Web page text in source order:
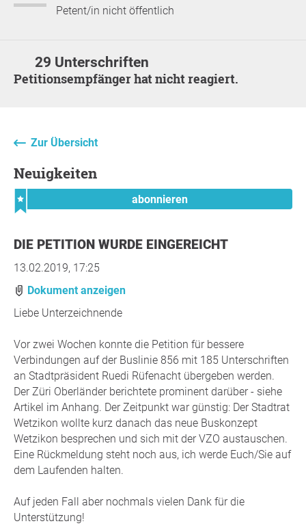
Petent/in nicht öffentlich
29 Unterschriften
Petitionsempfänger hat nicht reagiert.
Zur Übersicht
Neuigkeiten
abonnieren
DIE PETITION WURDE EINGEREICHT
13.02.2019, 17:25
Dokument anzeigen
Liebe Unterzeichnende
Vor zwei Wochen konnte die Petition für bessere
Verbindungen auf der Buslinie 856 mit 185 Unterschriften
an Stadtpräsident Ruedi Rüfenacht übergeben werden.
Der Züri Oberländer berichtete prominent darüber - siehe
Artikel im Anhang. Der Zeitpunkt war günstig: Der Stadtrat
Wetzikon wollte kurz danach das neue Buskonzept
Wetzikon besprechen und sich mit der VZO austauschen.
Eine Rückmeldung steht noch aus, ich werde Euch/Sie auf
dem Laufenden halten.
Auf jeden Fall aber nochmals vielen Dank für die
Unterstützung!